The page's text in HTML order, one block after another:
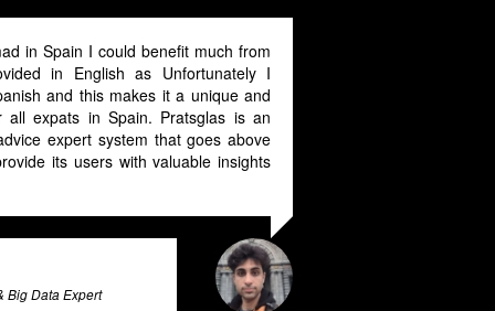
much from
I
it a unique and
Pratsglas is an
goes above
insights
Nuestra relación laboral con SERAPEUM y en
con el Sr. Josep Navarro Sauleda ha sido
todos los aspectos. Nos hemos sentido
todo momento, la resolución ha sido
recomendariamos a quien pudiera
servicios
German Fernandez Palacio
Instalador Eléctrico de gas, agua y señales